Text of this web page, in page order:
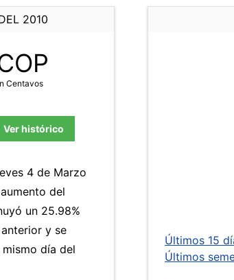
2010
Centavos
Ver histórico
4 de Marzo
del
un 25.98%
y se
día del
Últimos 15
Últimos